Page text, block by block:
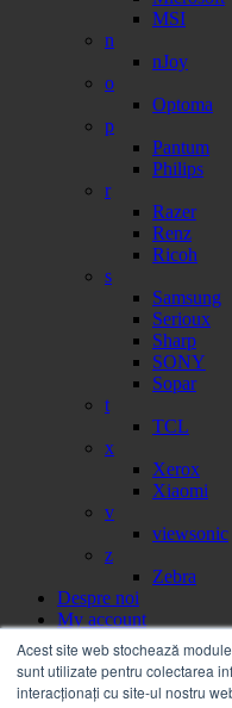
Acest site web stochează
sunt utilizate pentru colectarea
interacționați cu site-ul nostru
MSI
n
nJoy
o
Optoma
p
Pantum
Philips
r
Razer
Renz
Ricoh
s
Samsung
Serioux
Sharp
SONY
Sopar
t
TCL
x
Xerox
Xiaomi
v
viewsonic
z
Zebra
Despre noi
My account
Partener
Portal facturi
Sesizare